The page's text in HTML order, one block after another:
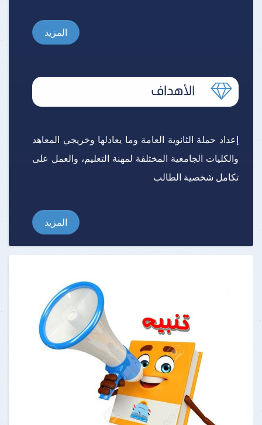
المزيد
إعداد حملة الثانوية العامة وما يعادلها وخريجي المعاهد
والكليات الجامعية المختلفة لمهنة التعليم، والعمل على
تكامل شخصية الطالب
المزيد